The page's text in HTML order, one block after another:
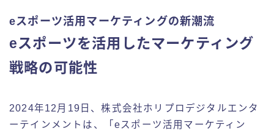
eスポーツ活用マーケティングの新潮流
eスポーツを活用したマーケティング
戦略の可能性
2024年12月19日、株式会社ホリプロデジタルエンタ
ーテインメントは、「eスポーツ活用マーケティン